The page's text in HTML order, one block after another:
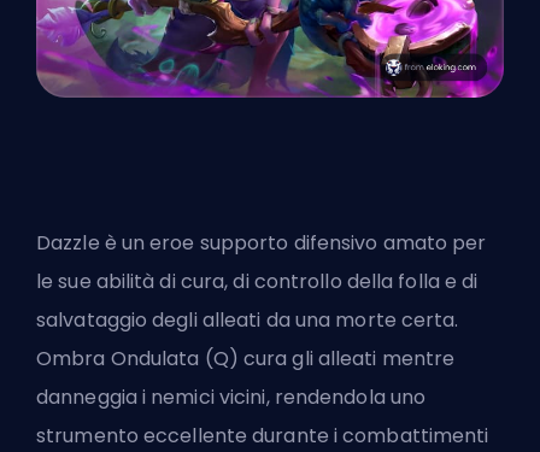
Dazzle è un eroe supporto difensivo amato per
le sue abilità di cura, di controllo della folla e di
salvataggio degli alleati da una morte certa.
Ombra Ondulata (Q) cura gli alleati mentre
danneggia i nemici vicini, rendendola uno
strumento eccellente durante i combattimenti